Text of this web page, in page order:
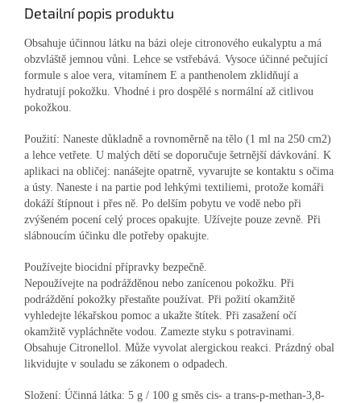
Detailní popis produktu
Obsahuje účinnou látku na bázi oleje citronového eukalyptu a má
obzvláště jemnou vůni. Lehce se vstřebává. Vysoce účinné pečující
formule s aloe vera, vitamínem E a panthenolem zklidňují a
hydratují pokožku. Vhodné i pro dospělé s normální až citlivou
pokožkou.
Použití: Naneste důkladně a rovnoměrně na tělo (1 ml na 250 cm2)
a lehce vetřete. U malých dětí se doporučuje šetrnější dávkování. K
aplikaci na obličej: nanášejte opatrně, vyvarujte se kontaktu s očima
a ústy. Naneste i na partie pod lehkými textiliemi, protože komáři
dokáží štípnout i přes ně. Po delším pobytu ve vodě nebo při
zvýšeném pocení celý proces opakujte. Užívejte pouze zevně. Při
slábnoucím účinku dle potřeby opakujte.
Používejte biocidní přípravky bezpečně.
Nepoužívejte na podrážděnou nebo zanícenou pokožku. Při
podráždění pokožky přestaňte používat. Při požití okamžitě
vyhledejte lékařskou pomoc a ukažte štítek. Při zasažení očí
okamžitě vypláchněte vodou. Zamezte styku s potravinami.
Obsahuje Citronellol. Může vyvolat alergickou reakci. Prázdný obal
likvidujte v souladu se zákonem o odpadech.
Složení: Účinná látka: 5 g / 100 g směs cis- a trans-p-methan-3,8-